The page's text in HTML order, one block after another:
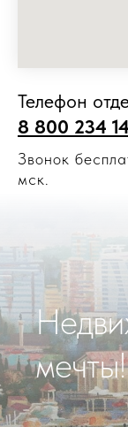
Телефон
8 800 234
Звонок
мск.
мечты!